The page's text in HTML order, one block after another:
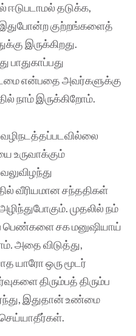
ஈடுபடாமல் தடுக்க,
குற்றங்களைத்
இருக்கிறது.
என்பதை அவர்களுக்கு
நாம் இருக்கிறோம்.
உருவாக்கும்
வீரியமான சந்ததிகள்
முதலில் நம்
பெண்களை சக மனுஷியாய்
அதை விடுத்து,
யாரோ ஒரு மூடர்
திரும்பத் திரும்ப
இதுதான் உண்மை
செய்யாதீர்கள்.